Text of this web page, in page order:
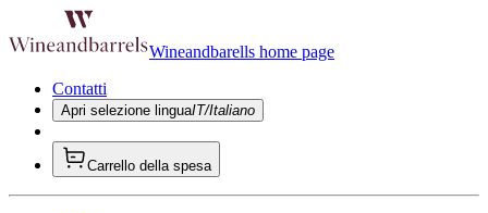
Wineandbarells home page
Contatti
Apri selezione linguaIT/Italiano
Carrello della spesa